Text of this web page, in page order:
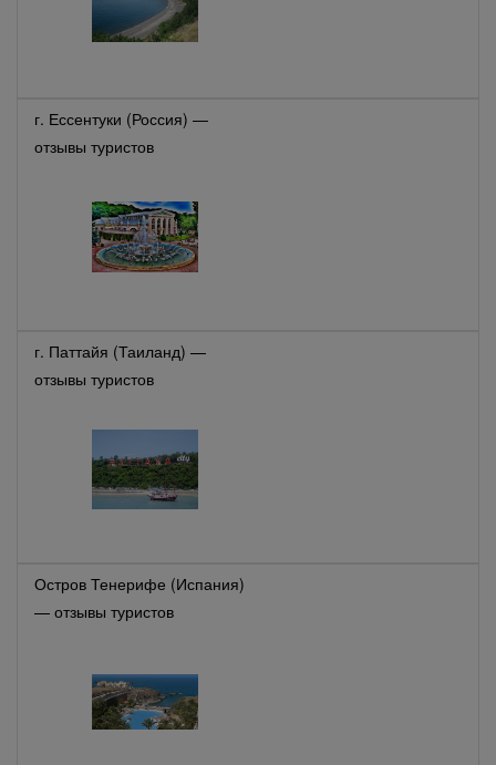
г. Ессентуки (Россия) —
отзывы туристов
г. Паттайя (Таиланд) —
отзывы туристов
Остров Тенерифе (Испания)
— отзывы туристов